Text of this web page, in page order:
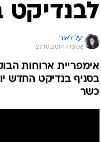
לבנדיקט
יעל לאור
27.10.2014 / 13:08
אימפריית ארוחות
בסניף בנדיקט החדש
כשר